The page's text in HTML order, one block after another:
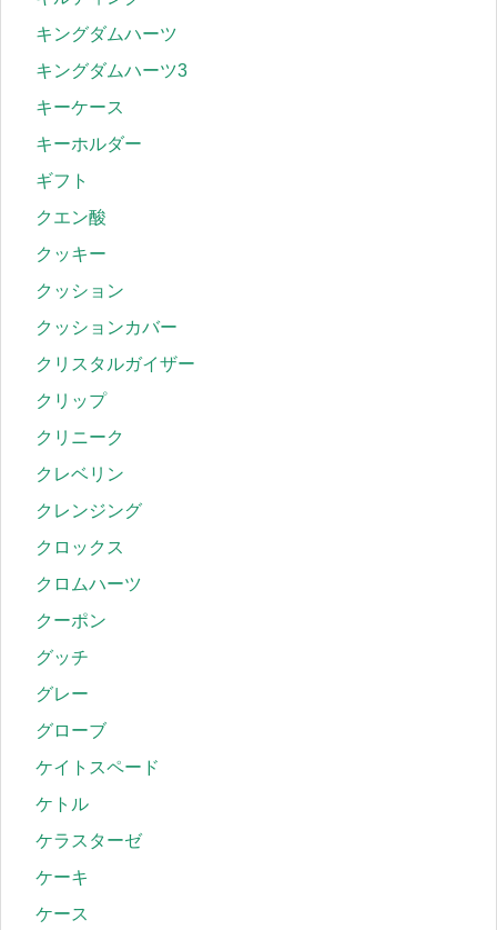
キングダムハーツ
キングダムハーツ3
キーケース
キーホルダー
ギフト
クエン酸
クッキー
クッション
クッションカバー
クリスタルガイザー
クリップ
クリニーク
クレベリン
クレンジング
クロックス
クロムハーツ
クーポン
グッチ
グレー
グローブ
ケイトスペード
ケトル
ケラスターゼ
ケーキ
ケース